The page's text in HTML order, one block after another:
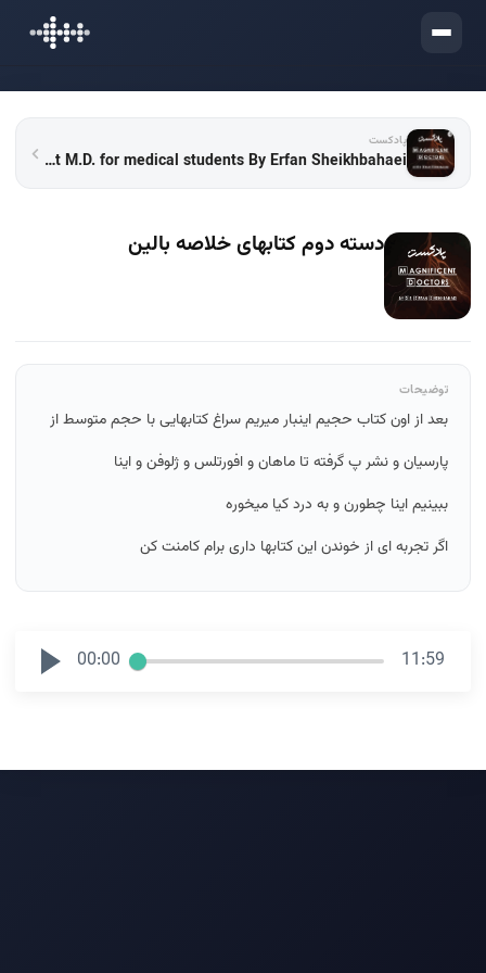
ورود
پادکست
Podcast M.D. for medical students By Erfan Sheikhbahaei | پادکست مشاوره پزشکی ام دی با عرفان شیخ بهایی
دسته دوم کتابهای خلاصه بالین
توضیحات
بعد از اون کتاب حجیم اینبار میریم سراغ کتابهایی با حجم متوسط از
پارسیان و نشر پ گرفته تا ماهان و افورتلس و ژلوفن و اینا
ببینیم اینا چطورن و به درد کیا میخوره
اگر تجربه ای از خوندن این کتابها داری برام کامنت کن
00:00 11:59